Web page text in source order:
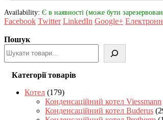
Availability: Є в наявності (може бути
Facebook Twitter LinkedIn Google+
Пошук
Категорії товарів
Котел (179)
Конденсаційний котел Viessmann
Конденсаційний котел Buderus